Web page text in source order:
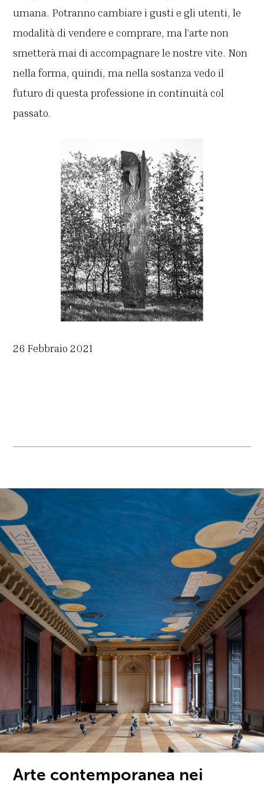
umana. Potranno cambiare i gusti e gli utenti, le
modalità di vendere e comprare, ma l’arte non
smetterà mai di accompagnare le nostre vite. Non
nella forma, quindi, ma nella sostanza vedo il
futuro di questa professione in continuità col
passato.
26 Febbraio 2021
Arte contemporanea nei